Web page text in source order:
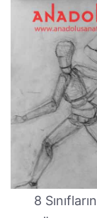
8 Sınıfların